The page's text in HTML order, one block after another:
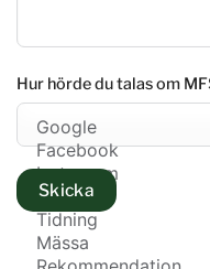
Hur hörde du talas om
Skicka